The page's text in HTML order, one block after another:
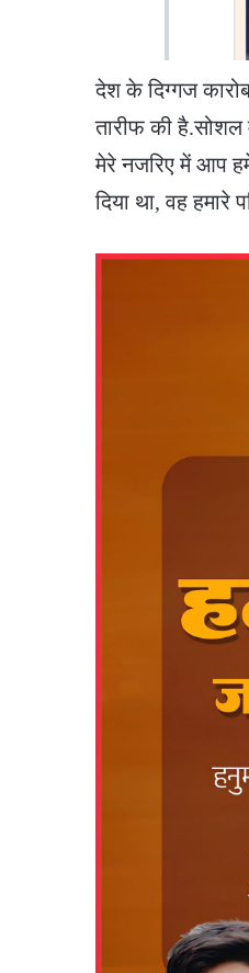
देश के दिग्गज
तारीफ की है.सोशल
मेरे नजरिए में आप
दिया था, वह हमारे